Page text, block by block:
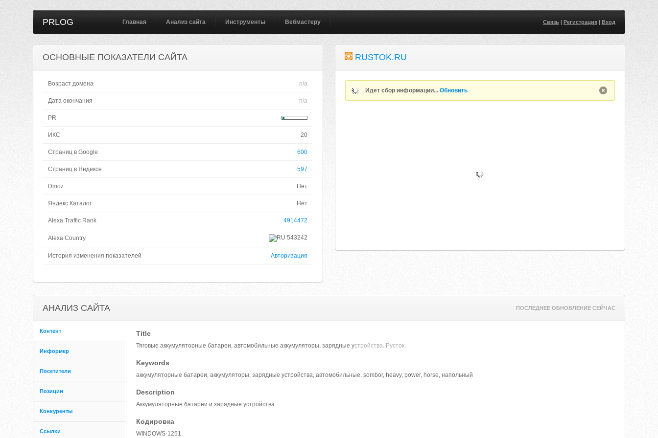
PRLOG Главная Анализ сайта Инструменты Вебмастеру Связь| Регистрация| Вход
ОСНОВНЫЕ ПОКАЗАТЕЛИ САЙТА
Возраст домена n/a
Дата окончания n/a
PR
ИКС 20
Страниц в Google 600
Страниц в Яндексе 597
Dmoz Нет
Яндекс Каталог Нет
Alexa Traffic Rank 4914472
Alexa Country 543242
История изменения показателей Авторизация
RUSTOK.RU
Идет сбор информации...Обновить
АНАЛИЗ САЙТА ПОСЛЕДНЕЕ ОБНОВЛЕНИЕ СЕЙЧАС
Контент
Информер
Посетители
Позиции
Конкуренты
Ссылки
Title
Тяговые аккумуляторные батареи, автомобильные аккумуляторы, зарядные устройства. Русток.
Keywords
аккумуляторные батареи, аккумуляторы, зарядные устройства, автомобильные, sombor, heavy, power, horse, напольный
Description
Аккумуляторные батареи и зарядные устройства.
Кодировка
WINDOWS-1251